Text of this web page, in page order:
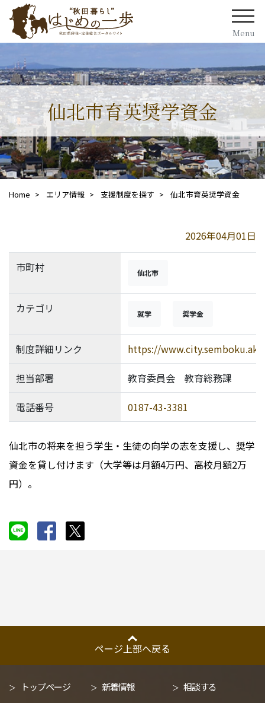
Menu
仙北市育英奨学資金
Home エリア情報 支援制度を探す 仙北市育英奨学資金
2026年04月01日
市町村 仙北市
カテゴリ 就学 奨学金
制度詳細リンク https://
担当部署 教育委員会 教育総務課
電話番号 0187-43-3381
仙北市の将来を担う学生・生徒の向学の志を支援し、奨学
資金を貸し付けます（大学等は月額4万円、高校月額2万
円）。
ページ上部へ戻る
トップページ 新着情報
相談する